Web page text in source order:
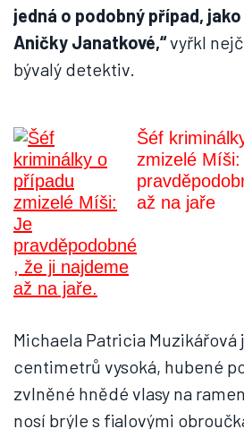
jedná o podobný případ,
Aničky Janatkové,“vyřkl
bývalý detektiv.
Šéf
zmizelé
až na jaře
Michaela Patricia Muzikářová
centimetrů vysoká, hubené
zvlněné hnědé vlasy na
nosí brýle s fialovými